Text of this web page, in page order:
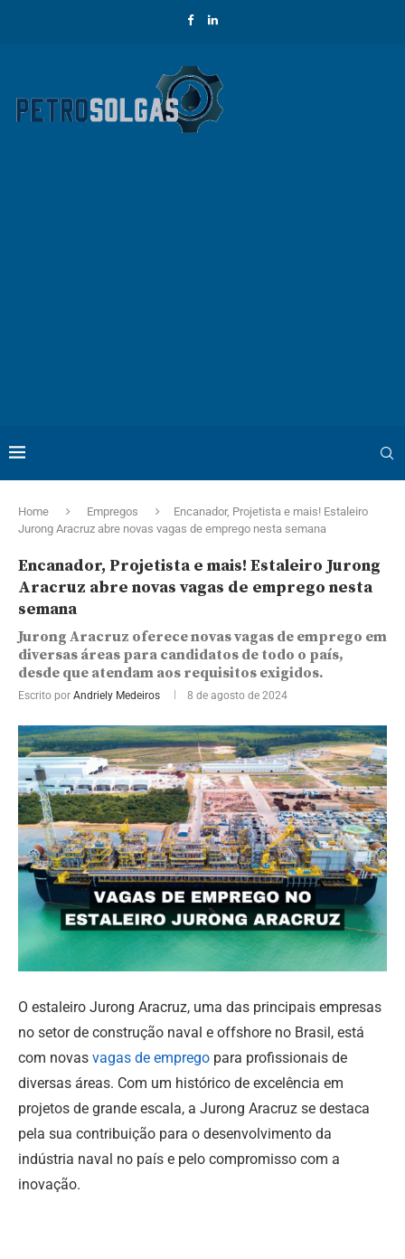
Home Empregos
Encanador, Projetista e mais! Estaleiro
Jurong Aracruz abre novas vagas de emprego nesta semana
Encanador, Projetista e mais! Estaleiro Jurong
Aracruz abre novas vagas de emprego nesta
semana
Jurong Aracruz oferece novas vagas de emprego em
diversas áreas para candidatos de todo o país,
desde que atendam aos requisitos exigidos.
Escrito por Andriely Medeiros 8 de agosto de 2024
O estaleiro Jurong Aracruz, uma das principais empresas
no setor de construção naval e offshore no Brasil, está
com novas vagas de emprego para profissionais de
diversas áreas. Com um histórico de excelência em
projetos de grande escala, a Jurong Aracruz se destaca
pela sua contribuição para o desenvolvimento da
indústria naval no país e pelo compromisso com a
inovação.